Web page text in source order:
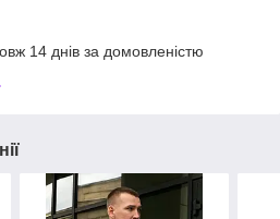
14 днів за домовленістю